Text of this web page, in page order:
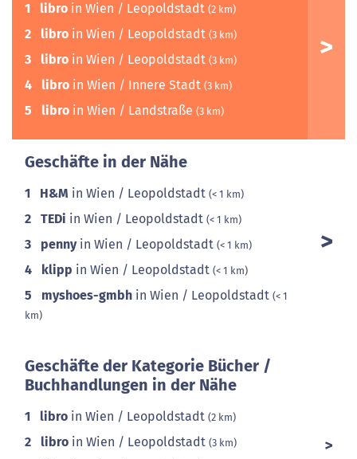
1 libro in Wien / Leopoldstadt (2 km)
2 libro in Wien / Leopoldstadt (3 km)
3 libro in Wien / Leopoldstadt (3 km)
4 libro in Wien / Innere Stadt (3 km)
5 libro in Wien / Landstraße (3 km)
Geschäfte in der Nähe
1 H&M in Wien / Leopoldstadt (< 1 km)
2 TEDi in Wien / Leopoldstadt (< 1 km)
3 pennyin Wien / Leopoldstadt (< 1 km)
4 klipp in Wien / Leopoldstadt (< 1 km)
5 myshoes-gmbh in Wien / Leopoldstadt (< 1
km)
Geschäfte der Kategorie Bücher /
Buchhandlungen in der Nähe
1 libro in Wien / Leopoldstadt (2 km)
2 libro in Wien / Leopoldstadt (3 km)